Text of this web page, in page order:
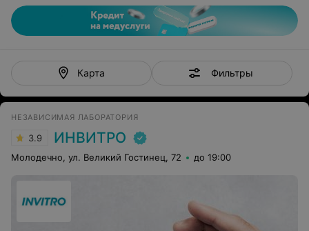
Карта Фильтры
НЕЗАВИСИМАЯ ЛАБОРАТОРИЯ
3.9 ИНВИТРО
Молодечно, ул. Великий Гостинец, 72 до 19:00